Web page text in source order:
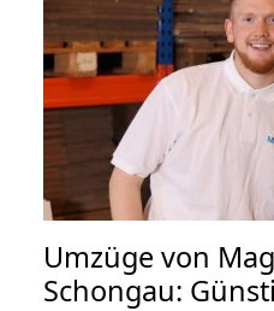
Umzüge von
Schongau: